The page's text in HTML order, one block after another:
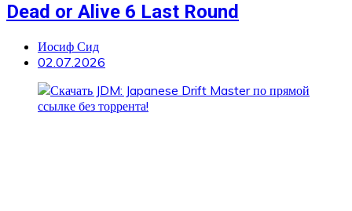
Dead or Alive 6 Last Round
Иосиф Сид
02.07.2026